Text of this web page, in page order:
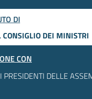
DI
CONSIGLIO DEI MINISTRI
CON
PRESIDENTI DELLE